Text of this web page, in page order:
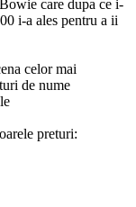
care dupa ce i-
i-a ales pentru a ii
celor mai
de nume
preturi: